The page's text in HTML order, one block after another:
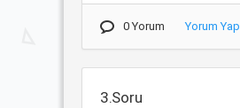
0 Yorum Yorum Yap
3.Soru